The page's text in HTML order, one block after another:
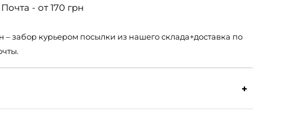
- от 170 грн
– забор курьером посылки из нашего склада+доставка по